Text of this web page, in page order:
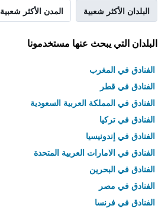
البلدان الأكثر شعبية المدن الأكثر شعبية
البلدان التي يبحث عنها مستخدمونا
الفنادق في المغرب
الفنادق في قطر
الفنادق في المملكة العربية السعودية
الفنادق في تركيا
الفنادق في إندونيسيا
الفنادق في الامارات العربية المتحدة
الفنادق في البحرين
الفنادق في مصر
الفنادق في فرنسا